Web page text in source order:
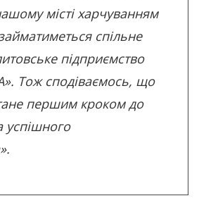
місті харчуванням
спільне
підприємство
Тож сподіваємось, що
першим кроком до
успішного